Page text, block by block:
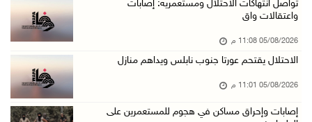
باسم الرئيس: وزير الداخلية يمنح العميد جيسون ...
الاحتلال يقتحم كفر مالك ودير جرير ومستعمرون ي ...
"التربية" تخرج الفوج الأول من مدربي المعلمين ...
05/آب/2026 06:44 م
تواصل انتهاكات الاحتلال ومستعمريه: إصابات
واعتقالات واق
05/08/2026 11:08 م
الاحتلال يقتحم عورتا جنوب نابلس ويداهم منازل
05/08/2026 11:01 م
إصابات وإحراق مساكن في هجوم للمستعمرين على